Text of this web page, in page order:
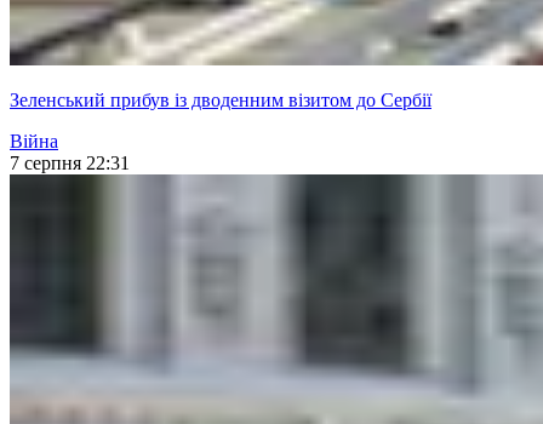
Зеленський прибув із дводенним візитом до Сербії
Війна
7 серпня 22:31